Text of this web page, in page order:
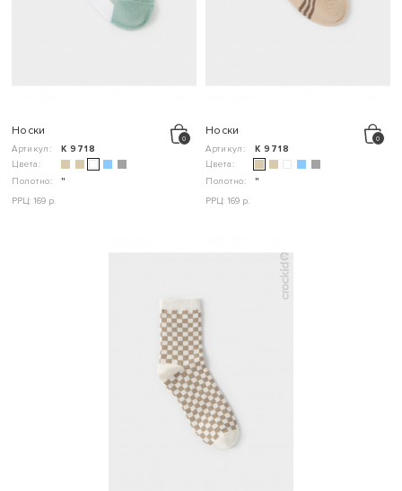
Носки
Артикул:
К 9718
Цвета:
Полотно:
"
РРЦ: 169 р.
Носки
Артикул:
К 9718
Цвета:
Полотно:
"
РРЦ: 169 р.